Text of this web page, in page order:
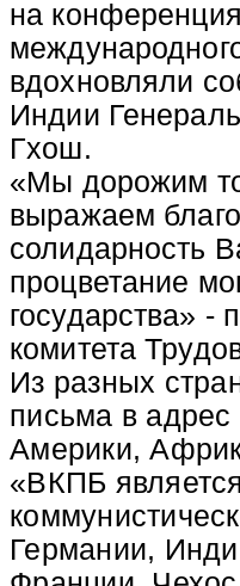
на
вдохновляли
Индии
Гхош.
«Мы дорожим
выражаем
солидарность
процветание
государства» -
комитета
Из разных
письма в
Америки,
«ВКПБ
Германии,